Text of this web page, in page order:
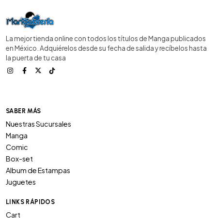
La mejor tienda online con todos los títulos de Manga publicados
en México. Adquiérelos desde su fecha de salida y recíbelos hasta
la puerta de tu casa
SABER MÁS
Nuestras Sucursales
Manga
Comic
Box-set
Album de Estampas
Juguetes
LINKS RÁPIDOS
Cart